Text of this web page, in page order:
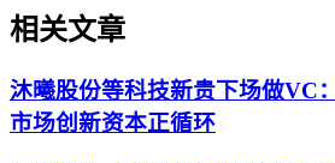
相关文章
沐曦股份等科技新贵下场做VC
市场创新资本正循环